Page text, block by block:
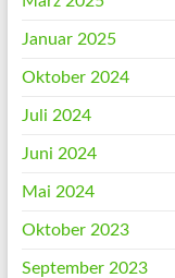
Januar 2025
Oktober 2024
Juli 2024
Juni 2024
Mai 2024
Oktober 2023
September 2023